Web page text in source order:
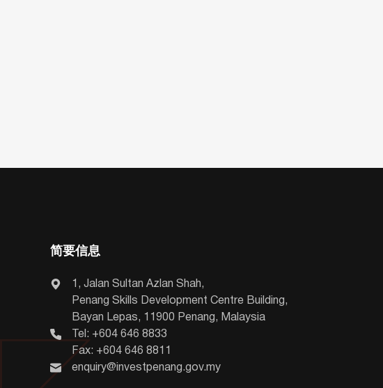
简要信息
1, Jalan Sultan Azlan Shah,
Penang Skills Development Centre Building,
Bayan Lepas, 11900 Penang, Malaysia
Tel: +604 646 8833
Fax: +604 646 8811
enquiry@investpenang.gov.my